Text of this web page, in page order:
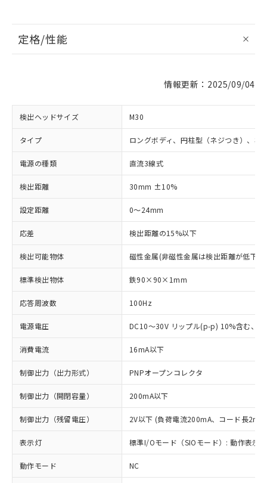
定格/性能
情報更新：2025/09/04
検出ヘッドサイズ M30
タイプ ロングボディ、円柱型（ネジつき）、非
電源の種類 直流3線式
検出距離 30mm ±10%
設定距離 0～24mm
応差 検出距離の15%以下
検出可能物体 磁性金属(非磁性金属は検出距離が低下し
標準検出物体 鉄90×90×1mm
応答周波数 100Hz
電源電圧 DC10～30V リップル(p-p) 10%含む、
消費電流 16mA以下
制御出力（出力形式） PNPオープンコレクタ
制御出力（開閉容量） 200mA以下
制御出力（残留電圧） 2V以下 (負荷電流200mA、コード長2m
表示灯 標準I/Oモード（SIOモード）: 動作表示
動作モード NC